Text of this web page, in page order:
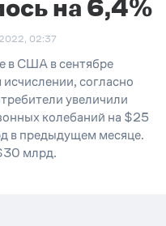
на 6,4%
02:37
в США в сентябре
согласно
увеличили
колебаний на $25
в предыдущем месяце.
млрд.